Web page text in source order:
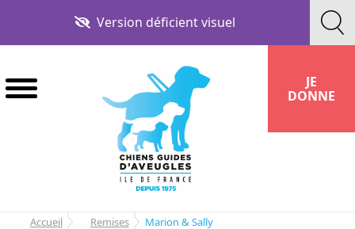
la
contenu
Version déficient visuel
JE
DONNE
Accueil Remises Marion & Sally